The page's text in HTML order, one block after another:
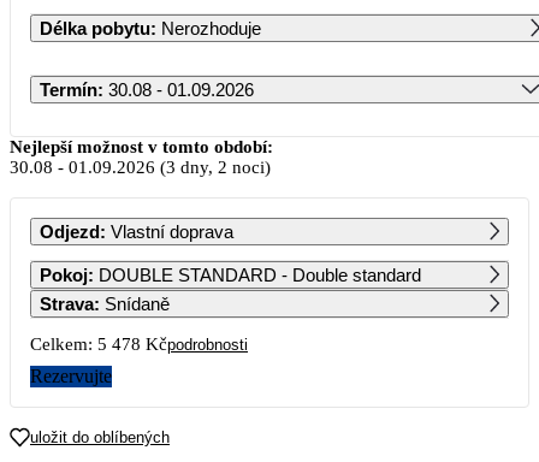
Délka pobytu: Nerozhoduje
Termín: 30.08 - 01.09.2026
Srpen 2026
PO ÚT ST ČT PÁ SO NE
1 2
3 4 5 6 7 8 9
17
Nejlepší možnost v tomto období:
30.08 - 01.09.2026 (3 dny, 2 noci)
Odjezd: Vlastní doprava
Pokoj: DOUBLE STANDARD - Double standard
Strava: Snídaně
Celkem: 5 478 Kčpodrobnosti
Rezervujte
uložit do oblíbených